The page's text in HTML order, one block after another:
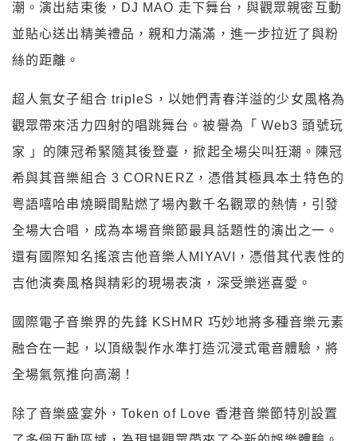
潮。演出結束後，DJ MAO 走下舞台，與觀眾親密互動
並貼心送出精美禮品，親和力滿滿，進一步拉近了與粉
絲的距離。
超人氣女子組合 tripleS，以她們青春洋溢的少女風格為
觀眾帶來活力四射的唱跳舞台。被譽為「 Web3 頭號玩
家 」的陳冠希緊隨其後登臺，掀起全場尖叫狂潮。陳冠
希與其音樂組合 3 CORNERZ，憑借其極具本土特色的
粤語嘻哈串燒瞬間點燃了場內數千名觀眾的熱情，引發
全場大合唱，成為本場音樂節最具話題性的演出之一。
還有國際知名搖滾吉他音樂人MIYAVI，憑借其代表性的
吉他演奏風格與精彩的現場表演，深受樂迷喜愛。
國際電子音樂界的先鋒 KSHMR 巧妙地將多種音樂元素
融合在一起，以頂級製作水準打造沉浸式電音體驗，將
全場氣氛推向高潮！
除了音樂盛宴外，Token of Love 香港音樂節特別設置